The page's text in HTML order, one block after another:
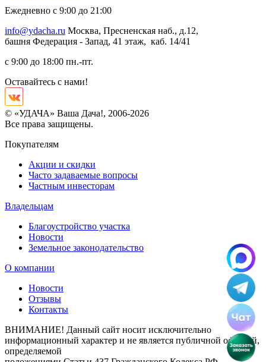
Ежедневно с 9:00 до 21:00
info@ydacha.ru Москва, Пресненская наб., д.12,
башня Федерация - Запад, 41 этаж, каб. 14/41
с 9:00 до 18:00 пн.-пт.
Оставайтесь с нами!
© «УДАЧА» Ваша Дача!, 2006-2026
Все права защищены.
Покупателям
Акции и скидки
Часто задаваемые вопросы
Частным инвесторам
Владельцам
Благоустройство участка
Новости
Земельное законодательство
О компании
Новости
Отзывы
Контакты
ВНИМАНИЕ! Данный сайт носит исключительно
информационный характер и не является публичной офертой,
определяемой